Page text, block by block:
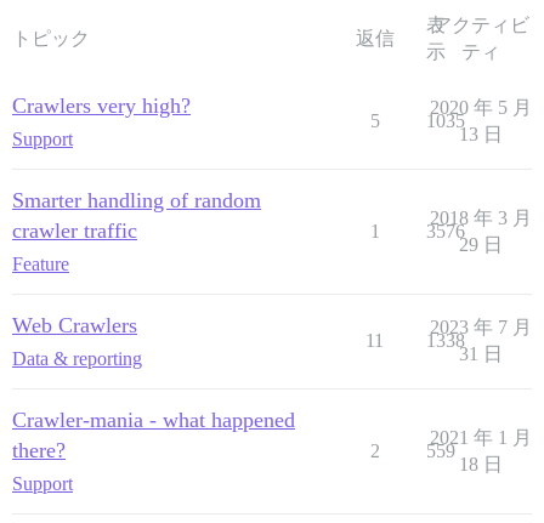
トピック 返信
表
示
アクティビ
ティ
Crawlers very high?
Support
5 1035
2020 年 5 月
13 日
Smarter handling of random
crawler traffic
Feature
1 3576
2018 年 3 月
29 日
Web Crawlers
Data & reporting
11 1338
2023 年 7 月
31 日
Crawler-mania - what happened
there?
Support
2 559
2021 年 1 月
18 日